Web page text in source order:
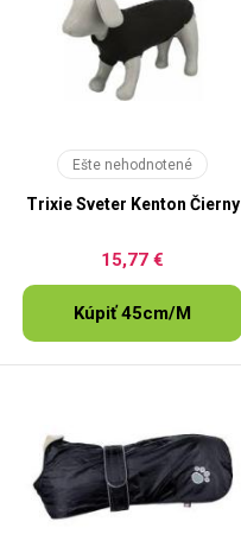
Ešte nehodnotené
Trixie Sveter Kenton Čierny
15,77 €
Kúpiť 45cm/M